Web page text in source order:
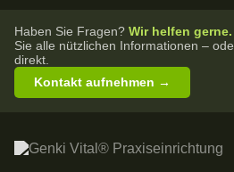
Haben Sie Fragen? Wir helfen gerne.
Sie alle nützlichen Informationen –
direkt.
Kontakt aufnehmen →